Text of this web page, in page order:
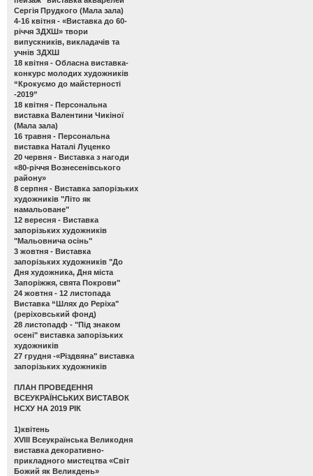
Сергія Прудкого (Мала зала)
4-16 квітня - «Виставка до 60-
річчя ЗДХШ» твори
випускників, викладачів та
учнів ЗДХШ
18 квітня - Обласна виставка-
конкурс молодих художників
“Крокуємо до майстерності
-2019”
18 квітня - Персональна
виставка Валентини Чикіної
(Мала зала)
16 травня - Персональна
виставка Наталі Луценко
20 червня - Виставка з нагоди
«80-річчя Вознесенівського
району»
8 серпня - Виставка запорізьких
художників "Літо як
намальоване"
12 вересня - Виставка
запорізьких художників
"Мальовнича осінь"
3 жовтня - Виставка
запорізьких художників "До
Дня художника, Дня міста
Запоріжжя, свята Покрови"
24 жовтня - 12 листопада
Виставка “Шлях до Реріха"
(реріховський фонд)
28 листопадф - "Під знаком
осені" виставка запорізьких
художників
27 грудня -«Різдвяна" виставка
запорізьких художників
ПЛАН ПРОВЕДЕННЯ
ВСЕУКРАЇНСЬКИХ ВИСТАВОК
НСХУ НА 2019 РІК
1)квітень
ХVІІІ Всеукраїнська Великодня
виставка декоративно-
прикладного мистецтва «Світ
Божий як Великдень»